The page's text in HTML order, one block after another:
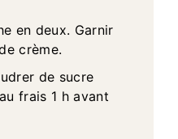
en deux. Garnir
crème.
de sucre
frais 1 h avant